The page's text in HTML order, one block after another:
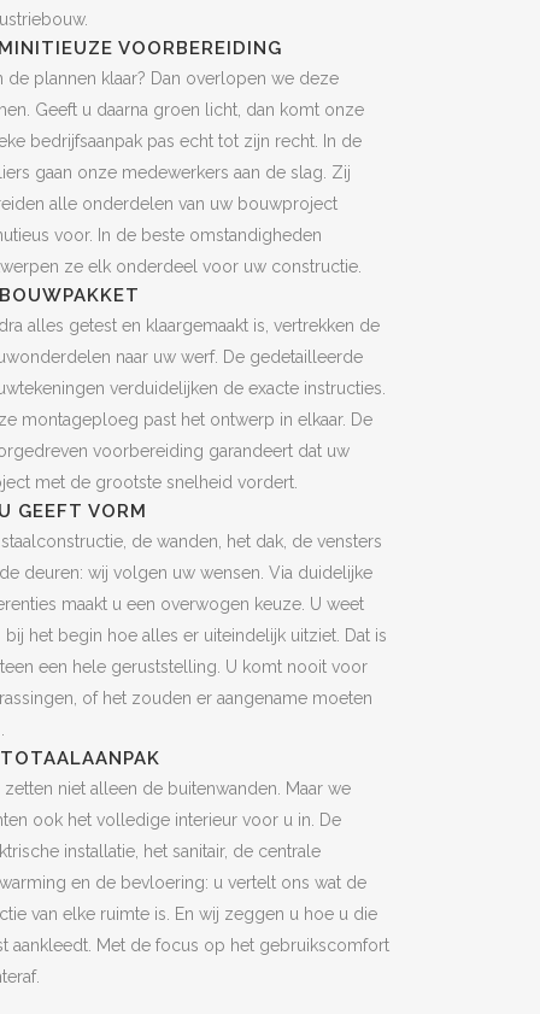
VOORBEREIDING
de plannen klaar? Dan overlopen we deze
Geeft u daarna groen licht, dan komt onze
bedrijfsaanpak pas echt tot zijn recht. In de
gaan onze medewerkers aan de slag. Zij
alle onderdelen van uw bouwproject
voor. In de beste omstandigheden
ze elk onderdeel voor uw constructie.
alles getest en klaargemaakt is, vertrekken de
naar uw werf. De gedetailleerde
verduidelijken de exacte instructies.
montageploeg past het ontwerp in elkaar. De
voorbereiding garandeert dat uw
met de grootste snelheid vordert.
GEEFT VORM
de wanden, het dak, de vensters
deuren: wij volgen uw wensen. Via duidelijke
maakt u een overwogen keuze. U weet
bij het begin hoe alles er uiteindelijk uitziet. Dat is
een hele geruststelling. U komt nooit voor
of het zouden er aangename moeten
zetten niet alleen de buitenwanden. Maar we
ook het volledige interieur voor u in. De
installatie, het sanitair, de centrale
en de bevloering: u vertelt ons wat de
van elke ruimte is. En wij zeggen u hoe u die
aankleedt. Met de focus op het gebruikscomfort